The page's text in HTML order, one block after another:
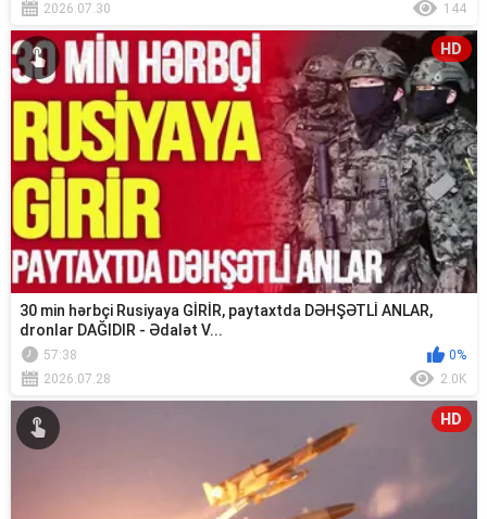
2026.07.30 144
HD
30 min hərbçi Rusiyaya GİRİR, paytaxtda DƏHŞƏTLİ ANLAR,
dronlar DAĞIDIR - Ədalət V...
57:38
0%
2026.07.28
2.0K
HD